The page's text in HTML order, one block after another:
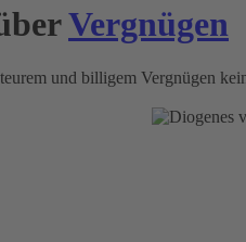
Vergnügen
und billigem Vergnügen